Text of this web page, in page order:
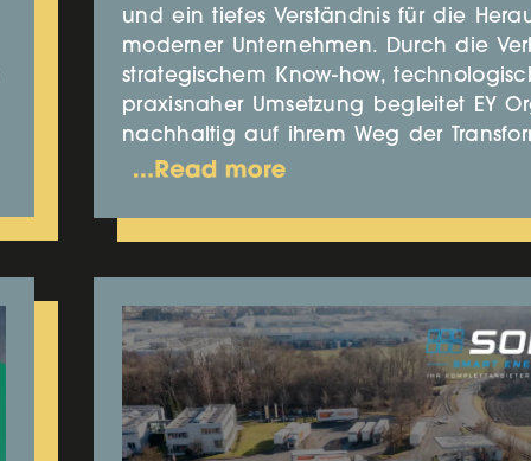
und ein tiefes Verständnis für die
moderner Unternehmen. Durch die
strategischem Know-how,
praxisnaher Umsetzung begleitet EY
nachhaltig auf ihrem Weg der